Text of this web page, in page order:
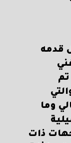
قدمه
تم
وما
ذات